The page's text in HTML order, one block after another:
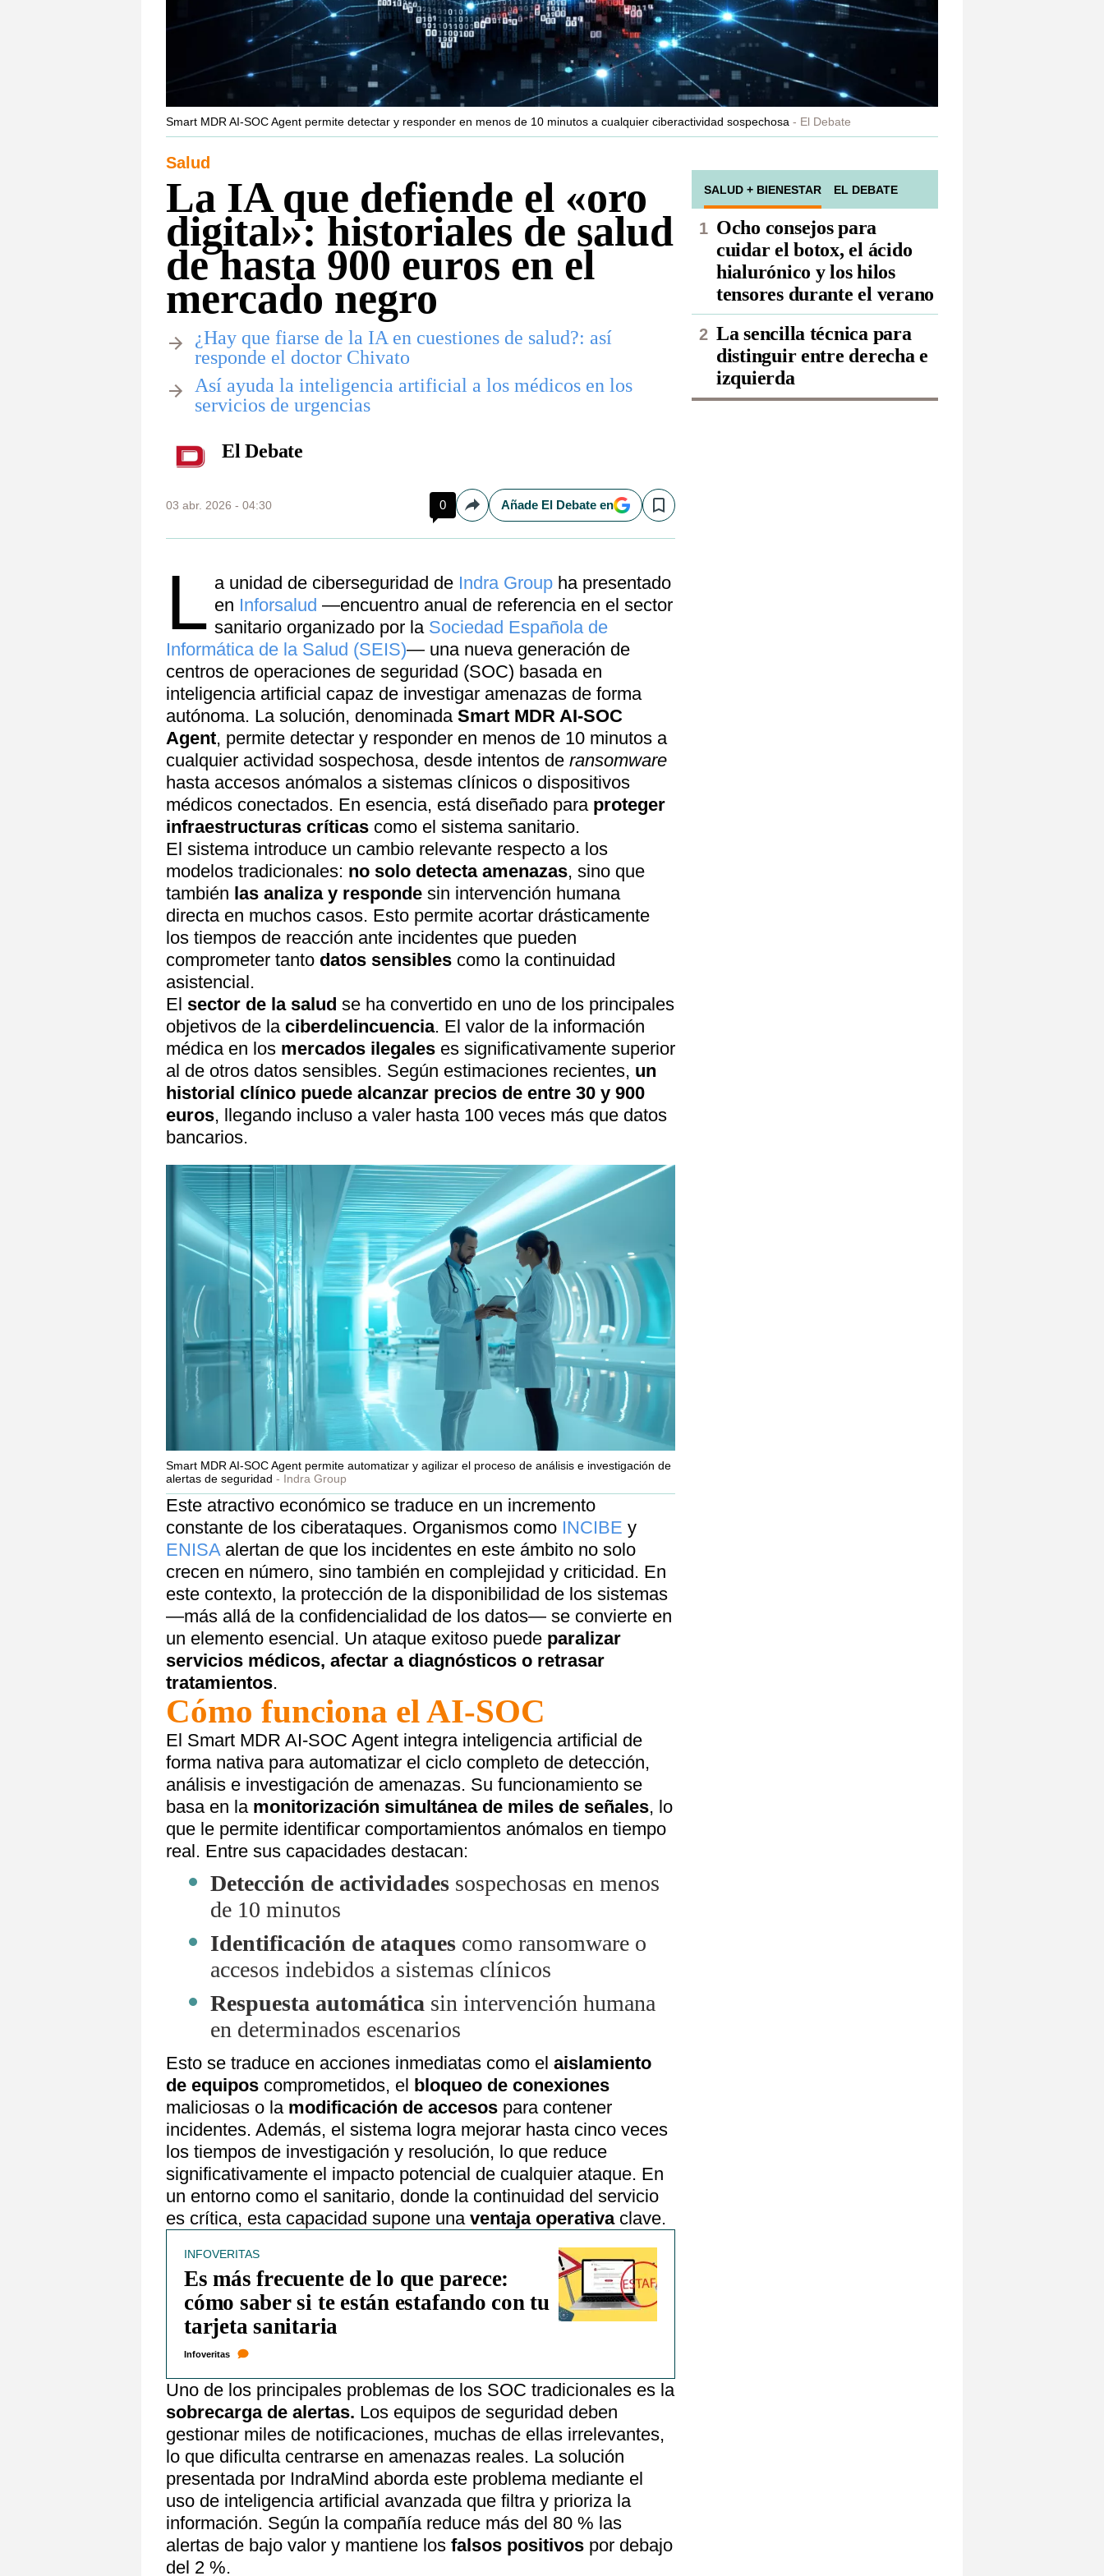
Smart MDR AI-SOC Agent permite detectar y responder en menos de 10 minutos a cualquier ciberactividad sospechosa El Debate
Salud
La IA que defiende el «oro
digital»: historiales de salud
de hasta 900 euros en el
mercado negro
¿Hay que fiarse de la IA en cuestiones de salud?: así
responde el doctor Chivato
Así ayuda la inteligencia artificial a los médicos en los
servicios de urgencias
El Debate
03 abr. 2026 - 04:30 0 CompartirAñade El Debate en Save
L a unidad de ciberseguridad de Indra Group ha presentado
en Inforsalud —encuentro anual de referencia en el sector
sanitario organizado por la Sociedad Española de
Informática de la Salud (SEIS)— una nueva generación de
centros de operaciones de seguridad (SOC) basada en
inteligencia artificial capaz de investigar amenazas de forma
autónoma. La solución, denominada Smart MDR AI-SOC
Agent, permite detectar y responder en menos de 10 minutos a
cualquier actividad sospechosa, desde intentos de ransomware
hasta accesos anómalos a sistemas clínicos o dispositivos
médicos conectados. En esencia, está diseñado para proteger
infraestructuras críticas como el sistema sanitario.
El sistema introduce un cambio relevante respecto a los
modelos tradicionales: no solo detecta amenazas, sino que
también las analiza y responde sin intervención humana
directa en muchos casos. Esto permite acortar drásticamente
los tiempos de reacción ante incidentes que pueden
comprometer tanto datos sensibles como la continuidad
asistencial.
El sector de la salud se ha convertido en uno de los principales
objetivos de la ciberdelincuencia. El valor de la información
médica en los mercados ilegales es significativamente superior
al de otros datos sensibles. Según estimaciones recientes, un
historial clínico puede alcanzar precios de entre 30 y 900
euros, llegando incluso a valer hasta 100 veces más que datos
bancarios.
Smart MDR AI-SOC Agent permite automatizar y agilizar el proceso de análisis e investigación de
alertas de seguridad
Indra Group
Este atractivo económico se traduce en un incremento
constante de los ciberataques. Organismos como INCIBE y
ENISA alertan de que los incidentes en este ámbito no solo
crecen en número, sino también en complejidad y criticidad. En
este contexto, la protección de la disponibilidad de los sistemas
—más allá de la confidencialidad de los datos— se convierte en
un elemento esencial. Un ataque exitoso puede paralizar
servicios médicos, afectar a diagnósticos o retrasar
tratamientos.
Cómo funciona el AI-SOC
El Smart MDR AI-SOC Agent integra inteligencia artificial de
forma nativa para automatizar el ciclo completo de detección,
análisis e investigación de amenazas. Su funcionamiento se
basa en la monitorización simultánea de miles de señales, lo
que le permite identificar comportamientos anómalos en tiempo
real. Entre sus capacidades destacan:
Detección de actividades sospechosas en menos
de 10 minutos
Identificación de ataques como ransomware o
accesos indebidos a sistemas clínicos
Respuesta automática sin intervención humana
en determinados escenarios
Esto se traduce en acciones inmediatas como el aislamiento
de equipos comprometidos, el bloqueo de conexiones
maliciosas o la modificación de accesos para contener
incidentes. Además, el sistema logra mejorar hasta cinco veces
los tiempos de investigación y resolución, lo que reduce
significativamente el impacto potencial de cualquier ataque. En
un entorno como el sanitario, donde la continuidad del servicio
es crítica, esta capacidad supone una ventaja operativaclave.
INFOVERITAS
Es más frecuente de lo que parece:
cómo saber si te están estafando con tu
tarjeta sanitaria
Infoveritas
Uno de los principales problemas de los SOC tradicionales es la
sobrecarga de alertas. Los equipos de seguridad deben
gestionar miles de notificaciones, muchas de ellas irrelevantes,
lo que dificulta centrarse en amenazas reales. La solución
presentada por IndraMind aborda este problema mediante el
uso de inteligencia artificial avanzada que filtra y prioriza la
información. Según la compañía reduce más del 80 % las
alertas de bajo valor y mantiene los falsos positivos por debajo
del 2 %.
SALUD + BIENESTAR EL DEBATE
Ocho consejos para
cuidar el botox, el ácido
hialurónico y los hilos
tensores durante el verano
La sencilla técnica para
distinguir entre derecha e
izquierda